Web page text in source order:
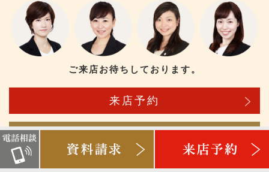
ご来店お待ちしております。
来店予約